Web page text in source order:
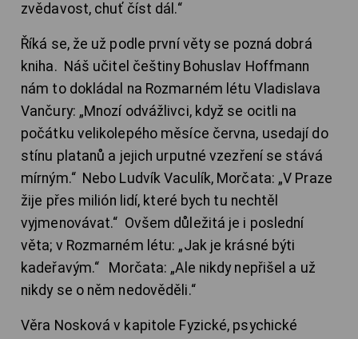
zvědavost, chuť číst dál.“
Říká se, že už podle první věty se pozná dobrá
kniha. Náš učitel češtiny Bohuslav Hoffmann
nám to dokládal na Rozmarném létu Vladislava
Vančury: „Mnozí odvážlivci, když se ocitli na
počátku velikolepého měsíce června, usedají do
stínu platanů a jejich urputné vzezření se stává
mírným.“ Nebo Ludvík Vaculík, Morčata: „V Praze
žije přes milión lidí, které bych tu nechtěl
vyjmenovávat.“ Ovšem důležitá je i poslední
věta; v Rozmarném létu: „Jak je krásné býti
kadeřavým.“ Morčata: „Ale nikdy nepřišel a už
nikdy se o něm nedověděli.“
Věra Nosková v kapitole Fyzické, psychické